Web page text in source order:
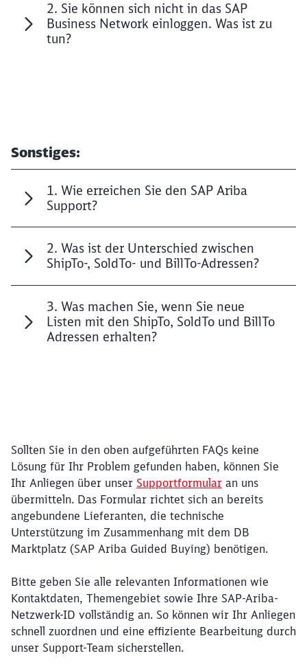
2. Sie können sich nicht in das SAP
Business Network einloggen. Was ist zu
tun?
Sonstiges:
1. Wie erreichen Sie den SAP Ariba
Support?
2. Was ist der Unterschied zwischen
ShipTo-, SoldTo- und BillTo-Adressen?
3. Was machen Sie, wenn Sie neue
Listen mit den ShipTo, SoldTo und BillTo
Adressen erhalten?
Sollten Sie in den oben aufgeführten FAQs keine
Lösung für Ihr Problem gefunden haben, können Sie
Ihr Anliegen über unser Supportformular an uns
übermitteln. Das Formular richtet sich an bereits
angebundene Lieferanten, die technische
Unterstützung im Zusammenhang mit dem DB
Marktplatz (SAP Ariba Guided Buying) benötigen.
Bitte geben Sie alle relevanten Informationen wie
Kontaktdaten, Themengebiet sowie Ihre SAP-Ariba-
Netzwerk-ID vollständig an. So können wir Ihr Anliegen
schnell zuordnen und eine effiziente Bearbeitung durch
unser Support-Team sicherstellen.